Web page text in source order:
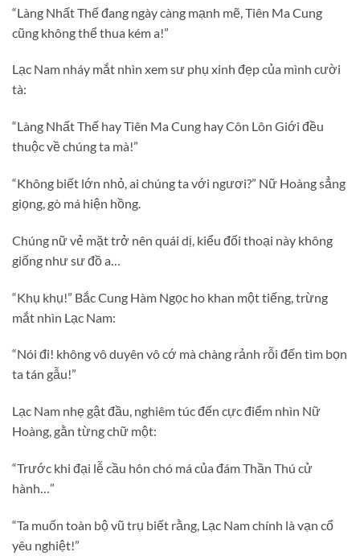
“Làng Nhất Thế đang ngày càng mạnh mẽ, Tiên Ma Cung
cũng không thể thua kém a!”
Lạc Nam nháy mắt nhìn xem sư phụ xinh đẹp của mình cười
tà:
“Làng Nhất Thế hay Tiên Ma Cung hay Côn Lôn Giới đều
thuộc về chúng ta mà!”
“Không biết lớn nhỏ, ai chúng ta với ngươi?” Nữ Hoàng sẳng
giọng, gò má hiện hồng.
Chúng nữ vẻ mặt trở nên quái dị, kiểu đối thoại này không
giống như sư đồ a…
“Khụ khụ!” Bắc Cung Hàm Ngọc ho khan một tiếng, trừng
mắt nhìn Lạc Nam:
“Nói đi! không vô duyên vô cớ mà chàng rảnh rỗi đến tìm bọn
ta tán gẫu!”
Lạc Nam nhẹ gật đầu, nghiêm túc đến cực điểm nhìn Nữ
Hoàng, gằn từng chữ một:
“Trước khi đại lễ cầu hôn chó má của đám Thần Thú cử
hành…”
“Ta muốn toàn bộ vũ trụ biết rằng, Lạc Nam chính là vạn cổ
yêu nghiệt!”